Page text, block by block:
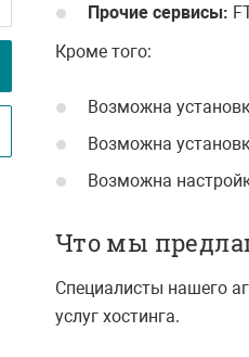
Прочие сервисы:
Кроме того:
Возможна
Возможна
Возможна
Что мы
Специалисты нашего
услуг хостинга.